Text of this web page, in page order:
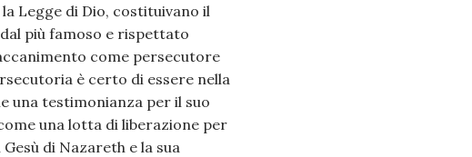
Legge di Dio, costituivano il
più famoso e rispettato
come persecutore
è certo di essere nella
una testimonianza per il suo
una lotta di liberazione per
di Nazareth e la sua